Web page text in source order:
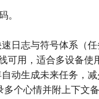
。
速日志与符号体系（
可用，适合多设备使
动生成未来任务，
个心情并附上下文